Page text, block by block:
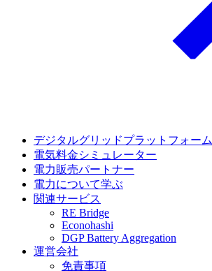
デジタルグリッドプラットフォーム
電気料金シミュレーター
電力販売パートナー
電力について学ぶ
関連サービス
RE Bridge
Econohashi
DGP Battery Aggregation
運営会社
免責事項